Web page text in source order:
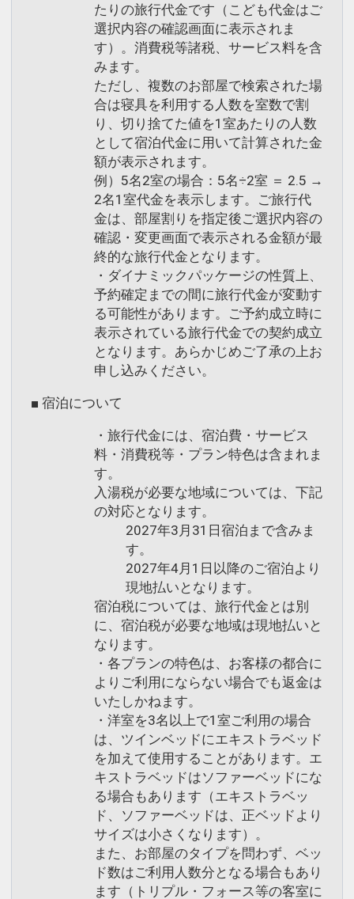
たりの旅行代金です（こども代金はご
選択内容の確認画面に表示されま
す）。消費税等諸税、サービス料を含
みます。
ただし、複数のお部屋で検索された場
合は寝具を利用する人数を室数で割
り、切り捨てた値を1室あたりの人数
として宿泊代金に用いて計算された金
額が表示されます。
例）5名2室の場合：5名÷2室 ＝ 2.5 →
2名1室代金を表示します。ご旅行代
金は、部屋割りを指定後ご選択内容の
確認・変更画面で表示される金額が最
終的な旅行代金となります。
・ダイナミックパッケージの性質上、
予約確定までの間に旅行代金が変動す
る可能性があります。ご予約成立時に
表示されている旅行代金での契約成立
となります。あらかじめご了承の上お
申し込みください。
■ 宿泊について
・旅行代金には、宿泊費・サービス
料・消費税等・プラン特色は含まれま
す。
入湯税が必要な地域については、下記
の対応となります。
2027年3月31日宿泊まで含みま
す。
2027年4月1日以降のご宿泊より
現地払いとなります。
宿泊税については、旅行代金とは別
に、宿泊税が必要な地域は現地払いと
なります。
・各プランの特色は、お客様の都合に
よりご利用にならない場合でも返金は
いたしかねます。
・洋室を3名以上で1室ご利用の場合
は、ツインベッドにエキストラベッド
を加えて使用することがあります。エ
キストラベッドはソファーベッドにな
る場合もあります（エキストラベッ
ド、ソファーベッドは、正ベッドより
サイズは小さくなります）。
また、お部屋のタイプを問わず、ベッ
ド数はご利用人数分となる場合もあり
ます（トリプル・フォース等の客室に